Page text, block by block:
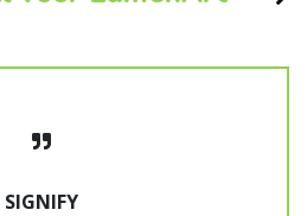
SIGNIFY